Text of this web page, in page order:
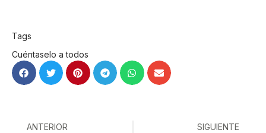
Tags
Cuéntaselo a todos
ANTERIOR SIGUIENTE